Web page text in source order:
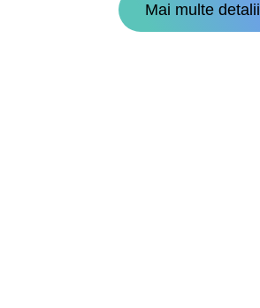
Mai multe detalii